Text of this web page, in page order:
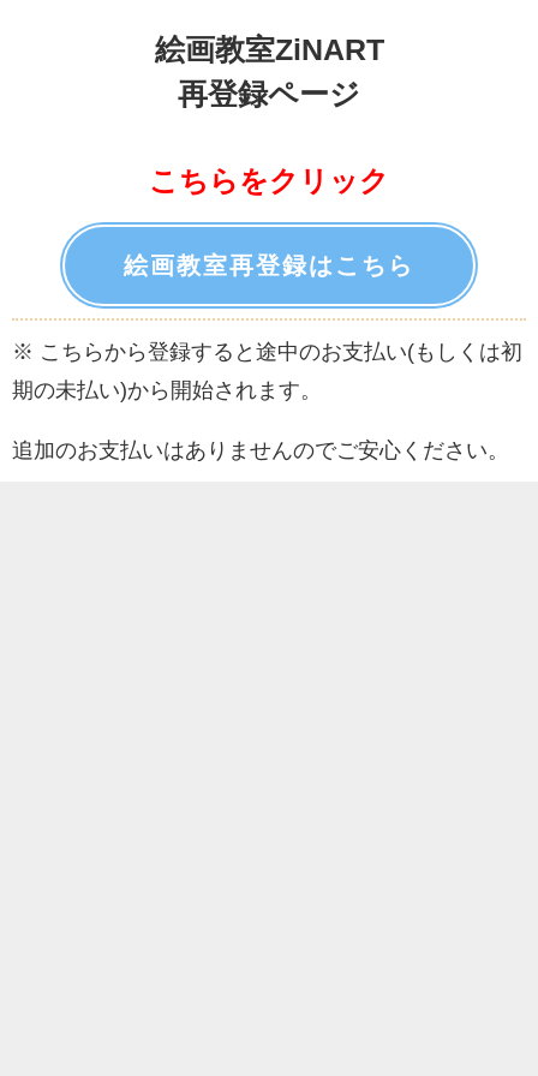
絵画教室ZiNART
再登録ページ
こちらをクリック
絵画教室再登録はこちら
※ こちらから登録すると途中のお支払い(もしくは初
期の未払い)から開始されます。
追加のお支払いはありませんのでご安心ください。